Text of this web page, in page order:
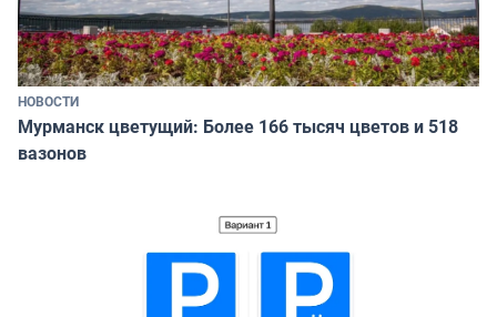
НОВОСТИ
Мурманск цветущий: Более 166 тысяч цветов и 518
вазонов